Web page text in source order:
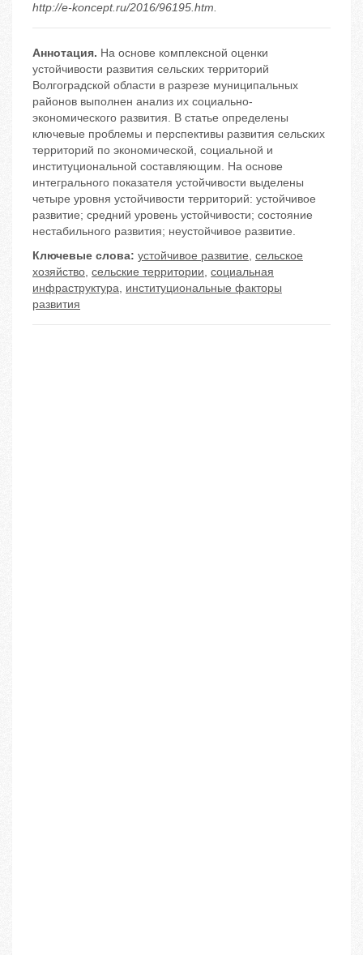
http://e-koncept.ru/2016/96195.htm.
Аннотация. На основе комплексной оценки
устойчивости развития сельских территорий
Волгоградской области в разрезе муниципальных
районов выполнен анализ их социально-
экономического развития. В статье определены
ключевые проблемы и перспективы развития сельских
территорий по экономической, социальной и
институциональной составляющим. На основе
интегрального показателя устойчивости выделены
четыре уровня устойчивости территорий: устойчивое
развитие; средний уровень устойчивости; состояние
нестабильного развития; неустойчивое развитие.
Ключевые слова: устойчивое развитие, сельское
хозяйство, сельские территории, социальная
инфраструктура, институциональные факторы
развития